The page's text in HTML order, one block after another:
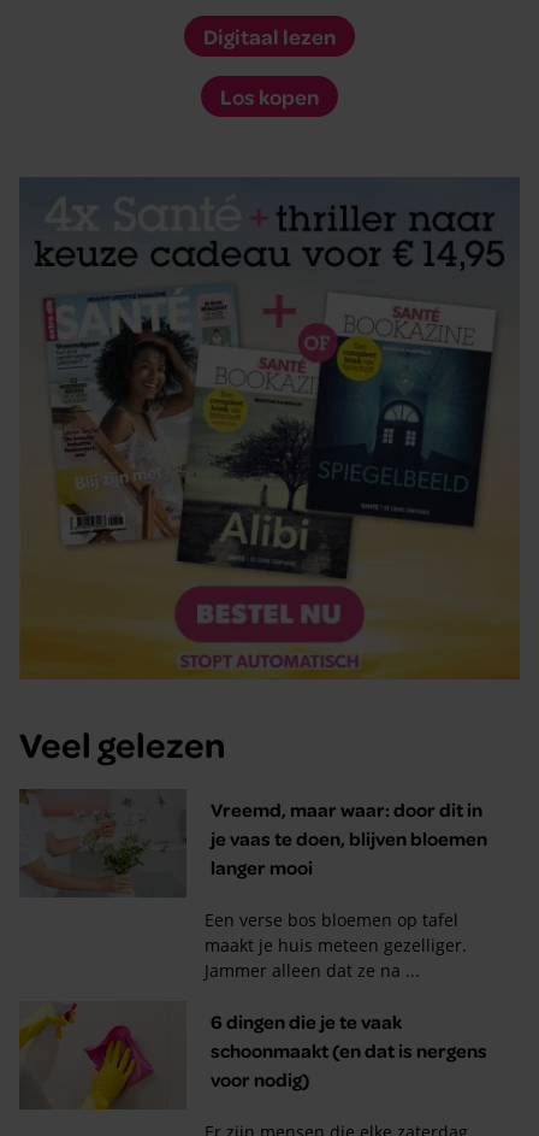
Digitaal lezen
Los kopen